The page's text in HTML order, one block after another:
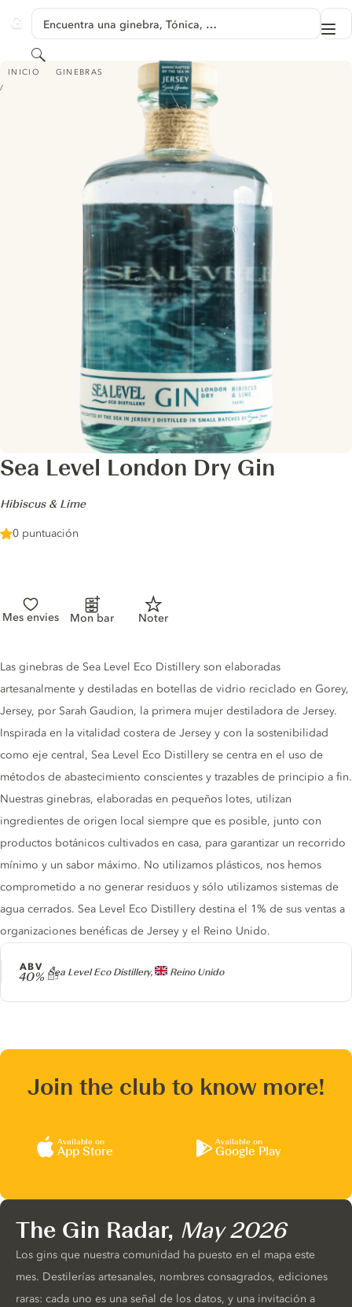
GINVENTORY
Encuentra una ginebra, Tónica, …
Buscar
INICIO GINEBRAS
SEA LEVEL LONDON DRY GIN - HIBISCUS & LIME
Sea Level London Dry Gin
-
Hibiscus & Lime
0 puntuación
Mes envies Mon bar Noter
Producer
Sea Level Eco Distillery, Reino Unido
ABV
40%
Gin description
Las ginebras de Sea Level Eco Distillery son elaboradas
artesanalmente y destiladas en botellas de vidrio reciclado en Gorey,
Jersey, por Sarah Gaudion, la primera mujer destiladora de Jersey.
Inspirada en la vitalidad costera de Jersey y con la sostenibilidad
como eje central, Sea Level Eco Distillery se centra en el uso de
métodos de abastecimiento conscientes y trazables de principio a fin.
Nuestras ginebras, elaboradas en pequeños lotes, utilizan
ingredientes de origen local siempre que es posible, junto con
productos botánicos cultivados en casa, para garantizar un recorrido
mínimo y un sabor máximo. No utilizamos plásticos, nos hemos
comprometido a no generar residuos y sólo utilizamos sistemas de
agua cerrados. Sea Level Eco Distillery destina el 1% de sus ventas a
organizaciones benéficas de Jersey y el Reino Unido.
Join the club to know more!
Available on
App Store
Available on
Google Play
The Gin Radar, May 2026
Los gins que nuestra comunidad ha puesto en el mapa este
mes. Destilerías artesanales, nombres consagrados, ediciones
raras: cada uno es una señal de los datos, y una invitación a